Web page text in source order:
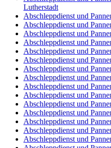
Lutherstadt
Abschleppdienst und
Abschleppdienst und
Abschleppdienst und
Abschleppdienst und
Abschleppdienst und
Abschleppdienst und
Abschleppdienst und
Abschleppdienst und
Abschleppdienst und
Abschleppdienst und
Abschleppdienst und
Abschleppdienst und
Abschleppdienst und
Abschleppdienst und
Abschleppdienst und